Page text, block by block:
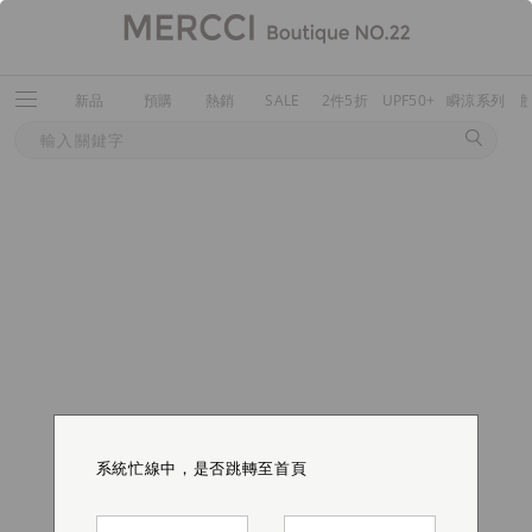
新品 預購 熱銷 SALE 2件5折 UPF50+ 瞬涼系列
系統忙線中，是否跳轉至首頁
系統忙線中，是否跳轉至首頁
系統忙線中，是否跳轉至首頁
系統忙線中，是否跳轉至首頁
系統忙線中，是否跳轉至首頁